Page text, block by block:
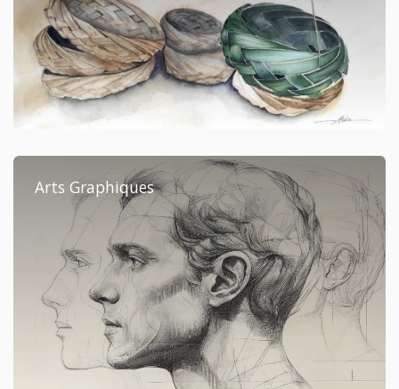
Arts Graphiques